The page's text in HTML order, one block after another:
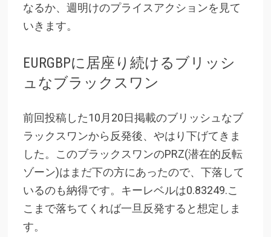
なるか、週明けのプライスアクションを見て
いきます。
EURGBPに居座り続けるブリッシ
ュなブラックスワン
前回投稿した10月20日掲載のブリッシュなブ
ラックスワンから反発後、やはり下げてきま
した。このブラックスワンのPRZ(潜在的反転
ゾーン)はまだ下の方にあったので、下落して
いるのも納得です。キーレベルは0.83249.こ
こまで落ちてくれば一旦反発すると想定しま
す。